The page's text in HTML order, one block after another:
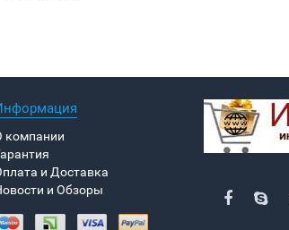
компании
и Доставка
и Обзоры